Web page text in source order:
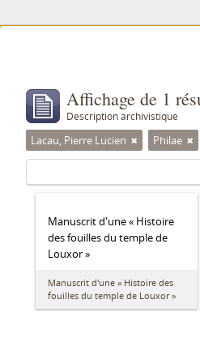
Affichage de 1
Description archivistique
Lacau, Pierre Lucien Philae
Manuscrit d'une « Histoire
des fouilles du temple de
Louxor »
Manuscrit d'une « Histoire des
fouilles du temple de Louxor »